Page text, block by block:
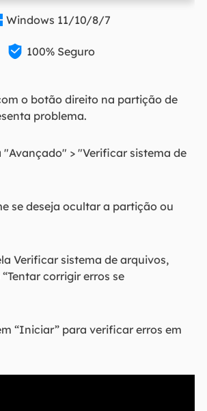
Windows 11/10/8/7
 100% Seguro
o botão direito na partição de
problema.
> "Verificar sistema de
se deseja ocultar a partição ou
Verificar sistema de arquivos,
corrigir erros se
“Iniciar” para verificar erros em